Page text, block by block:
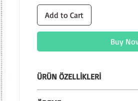
Add to Cart
Buy
ÜRÜN ÖZELLİKLERİ